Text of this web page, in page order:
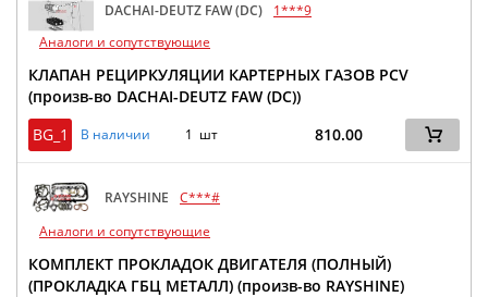
DACHAI-DEUTZ FAW (DC)
1***9
Аналоги и сопутствующие
КЛАПАН РЕЦИРКУЛЯЦИИ КАРТЕРНЫХ ГАЗОВ PCV
(произв-во DACHAI-DEUTZ FAW (DC))
BG_1
В наличии 1 шт 810.00
RAYSHINE
C***#
Аналоги и сопутствующие
КОМПЛЕКТ ПРОКЛАДОК ДВИГАТЕЛЯ (ПОЛНЫЙ)
(ПРОКЛАДКА ГБЦ МЕТАЛЛ) (произв-во RAYSHINE)